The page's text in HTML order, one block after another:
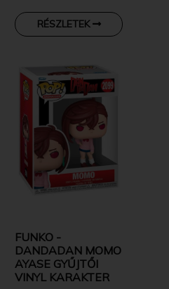
RÉSZLETEK
FUNKO -
DANDADAN MOMO
AYASE GYŰJTŐI
VINYL KARAKTER